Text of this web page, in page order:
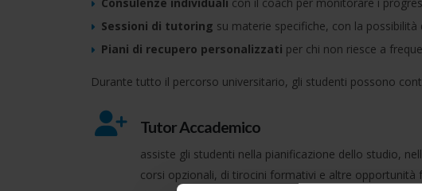
Sessioni di tutoring su materie specifiche, con la
Piani di recupero personalizzati per chi non riesce a
Durante tutto il percorso universitario, gli studenti possono
Tutor Accademico
assiste gli studenti nella pianificazione dello studio,
corsi opzionali, di tirocini formativi e altre opportunità